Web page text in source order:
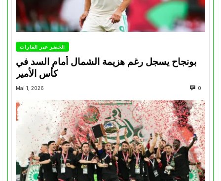
الخضر عبر القارات
بونجاح يسجل رغم هزيمة الشمال أمام السد في
كأس الأمير
Mai 1, 2026 0